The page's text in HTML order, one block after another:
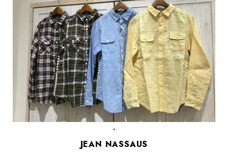
・
JEAN NASSAUS